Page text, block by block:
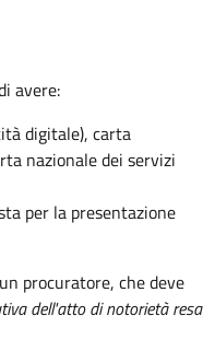
avere:
digitale), carta
nazionale dei servizi
per la presentazione
procuratore, che deve
dell'atto di notorietà resa